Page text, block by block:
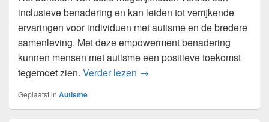
inclusieve benadering en kan leiden tot verrijkende
ervaringen voor individuen met autisme en de bredere
samenleving. Met deze empowerment benadering
kunnen mensen met autisme een positieve toekomst
tegemoet zien. Verder lezen De uitdagingen en
→
Geplaatst in Autisme